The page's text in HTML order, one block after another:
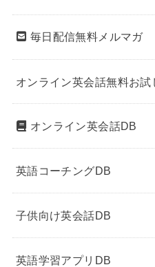
毎日配信無料メルマガ
オンライン英会話無料お試
オンライン英会話DB
英語コーチングDB
子供向け英会話DB
英語学習アプリDB